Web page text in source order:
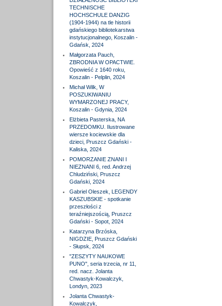
TECHNISCHE
HOCHSCHULE DANZIG
(1904-1944) na tle historii
gdańskiego bibliotekarstwa
instytucjonalnego, Koszalin -
Gdańsk, 2024
Małgorzata Pauch,
ZBRODNIA W OPACTWIE.
Opowieść z 1640 roku,
Koszalin - Pelplin, 2024
Michał Wilk, W
POSZUKIWANIU
WYMARZONEJ PRACY,
Koszalin - Gdynia, 2024
Elżbieta Pasterska, NA
PRZEDOMKU. Ilustrowane
wiersze kociewskie dla
dzieci, Pruszcz Gdański -
Kaliska, 2024
POMORZANIE ZNANI I
NIEZNANI 6, red. Andrzej
Chludziński, Pruszcz
Gdański, 2024
Gabriel Oleszek, LEGENDY
KASZUBSKIE - spotkanie
przeszłości z
teraźniejszością, Pruszcz
Gdański - Sopot, 2024
Katarzyna Brzóska,
NIGDZIE, Pruszcz Gdański
- Słupsk, 2024
"ZESZYTY NAUKOWE
PUNO", seria trzecia, nr 11,
red. nacz. Jolanta
Chwastyk-Kowalczyk,
Londyn, 2023
Jolanta Chwastyk-
Kowalczyk,